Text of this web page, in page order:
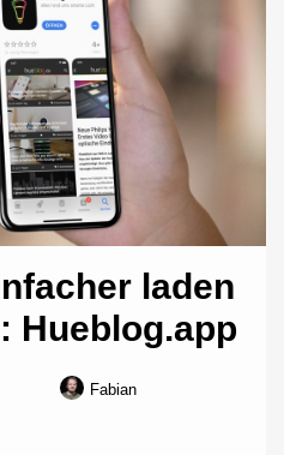
laden
Hueblog.app
Fabian